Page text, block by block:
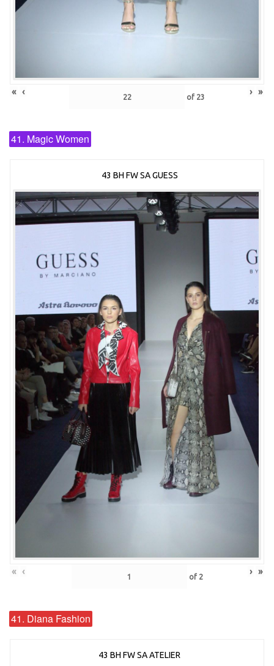
« ‹ of 23 › »
41. Magic Women
43 BH FW SA GUESS
« ‹ of 2 › »
41. Diana Fashion
43 BH FW SA ATELIER